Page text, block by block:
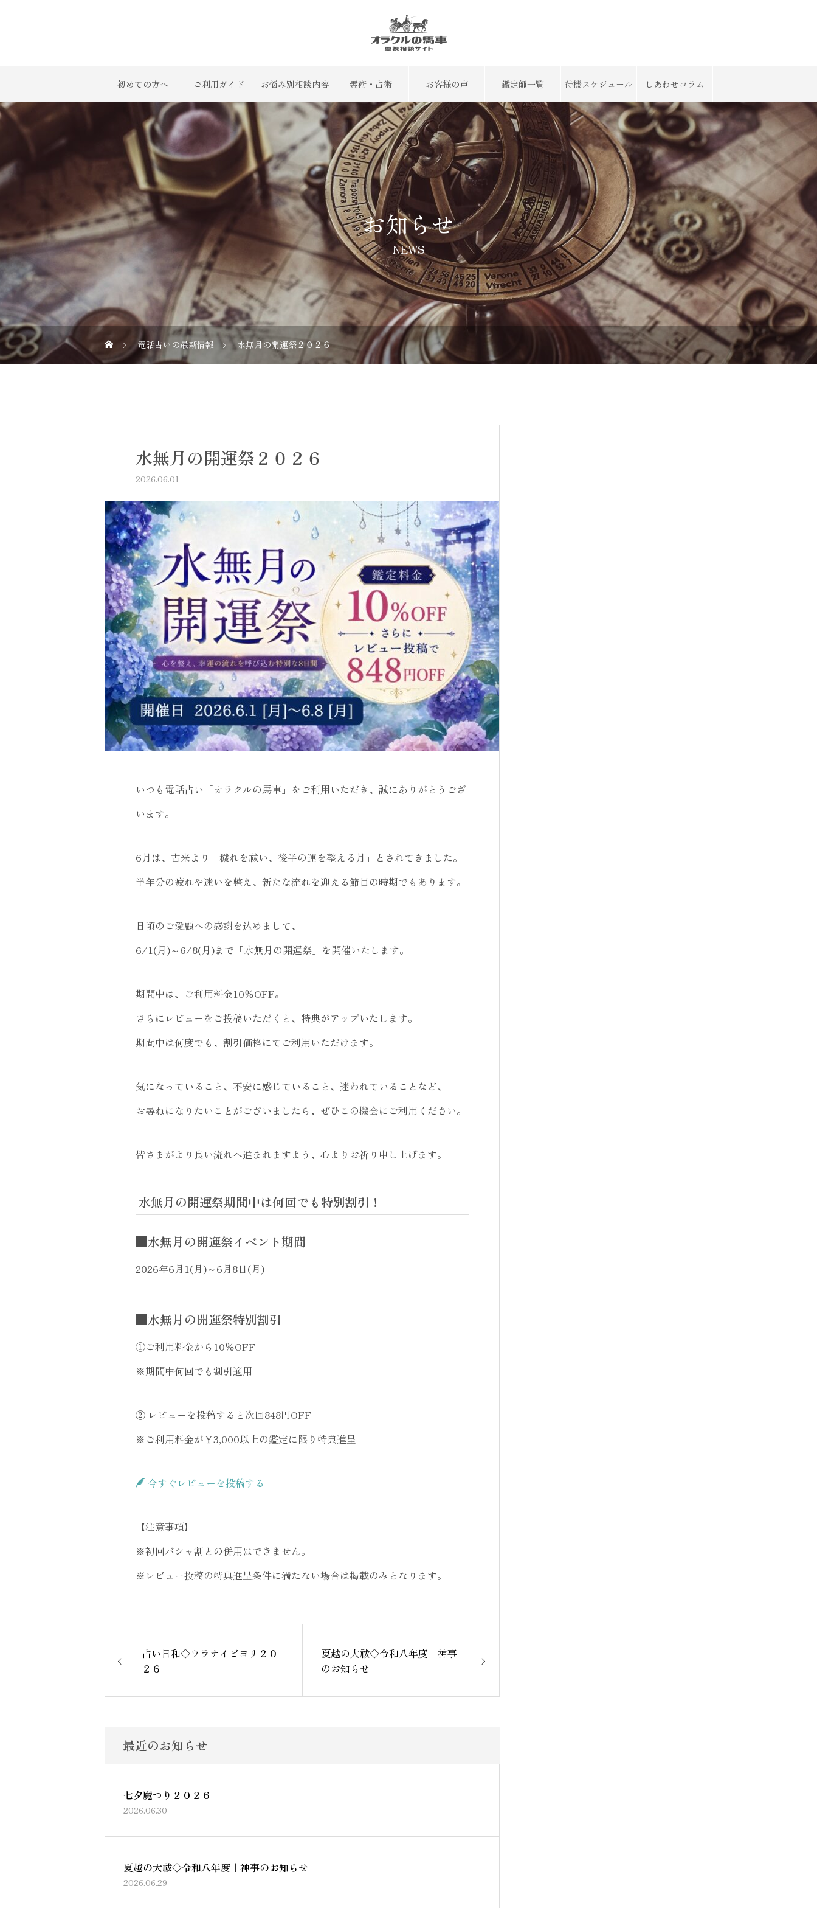
初めての方へ ご利用ガイド お悩み別相談内容 霊術・占術 お客様の声 鑑定師一覧 待機スケジュール しあわせコラム
お知らせ
NEWS
電話占いの最新情報 水無月の開運祭２０２６
水無月の開運祭２０２６
2026.06.01
いつも電話占い「オラクルの馬車」をご利用いただき、誠にありがとうござ
います。
6月は、古来より「穢れを祓い、後半の運を整える月」とされてきました。
半年分の疲れや迷いを整え、新たな流れを迎える節目の時期でもあります。
日頃のご愛顧への感謝を込めまして、
6/1(月)～6/8(月)まで「水無月の開運祭」を開催いたします。
期間中は、ご利用料金10％OFF。
さらにレビューをご投稿いただくと、特典がアップいたします。
期間中は何度でも、割引価格にてご利用いただけます。
気になっていること、不安に感じていること、迷われていることなど、
お尋ねになりたいことがございましたら、ぜひこの機会にご利用ください。
皆さまがより良い流れへ進まれますよう、心よりお祈り申し上げます。
水無月の開運祭期間中は何回でも特別割引！
■水無月の開運祭イベント期間
2026年6月1(月)～6月8日(月)
■水無月の開運祭特別割引
①ご利用料金から10％OFF
※期間中何回でも割引適用
② レビューを投稿すると次回848円OFF
※ご利用料金が￥3,000以上の鑑定に限り特典進呈
今すぐレビューを投稿する
【注意事項】
※初回バシャ割との併用はできません。
※レビュー投稿の特典進呈条件に満たない場合は掲載のみとなります。
占い日和◇ウラナイビヨリ２０
２６
夏越の大祓◇令和八年度｜神事
のお知らせ
最近のお知らせ
七夕魔つり２０２６
2026.06.30
夏越の大祓◇令和八年度｜神事のお知らせ
2026.06.29